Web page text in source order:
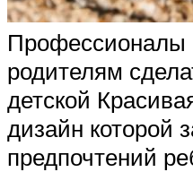
Профессионалы
родителям
детской
дизайн которой
предпочтений